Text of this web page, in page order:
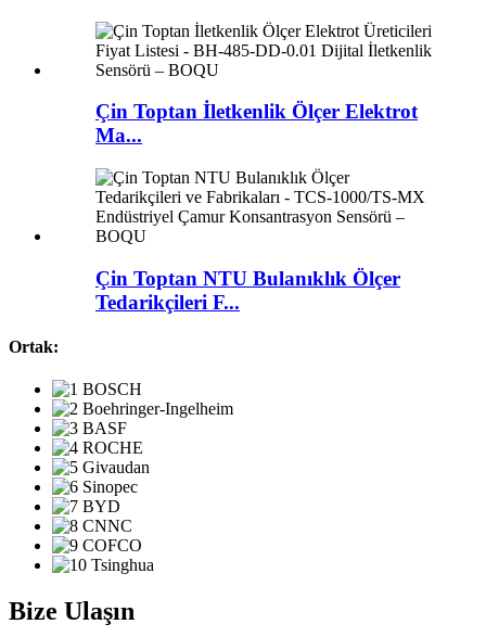
Çin Toptan İletkenlik Ölçer Elektrot
Ma...
Çin Toptan NTU Bulanıklık Ölçer
Tedarikçileri F...
Ortak:
Bize Ulaşın